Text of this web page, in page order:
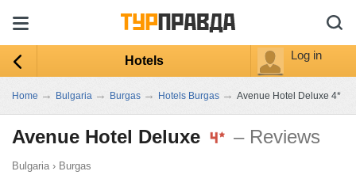
Hotels Log in
Home → Bulgaria → Burgas → Hotels Burgas → Avenue Hotel Deluxe 4*
Avenue Hotel Deluxe – Reviews
Bulgaria › Burgas